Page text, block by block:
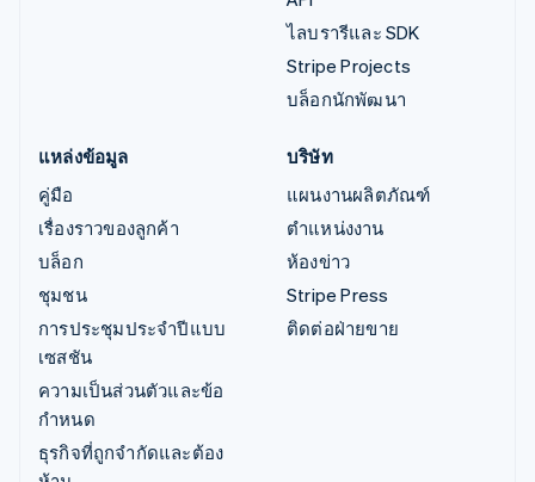
ไลบรารีและ SDK
Stripe Projects
บล็อกนักพัฒนา
แหล่งข้อมูล
คู่มือ
เรื่องราวของลูกค้า
บล็อก
ชุมชน
การประชุมประจำปีแบบ
เซสชัน
ความเป็นส่วนตัวและข้อ
กำหนด
ธุรกิจที่ถูกจำกัดและต้อง
บริษัท
แผนงานผลิตภัณฑ์
ตำแหน่งงาน
ห้องข่าว
Stripe Press
ติดต่อฝ่ายขาย